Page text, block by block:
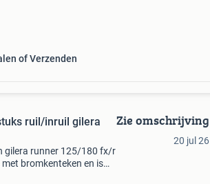
of Verzenden
ruil/inruil gilera
gilera runner 125/180 fx/r
bromkenteken en is
Zie omschrijving
20 jul 26